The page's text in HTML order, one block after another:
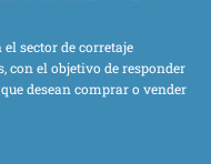
sector de corretaje
el objetivo de responder
desean comprar o vender